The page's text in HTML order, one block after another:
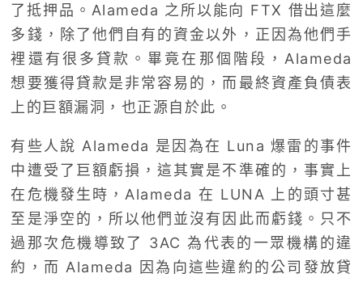
了抵押品。Alameda 之所以能向 FTX 借出這麼
多錢，除了他們自有的資金以外，正因為他們手
裡還有很多貸款。畢竟在那個階段，Alameda
想要獲得貸款是非常容易的，而最終資產負債表
上的巨額漏洞，也正源自於此。
有些人說 Alameda 是因為在 Luna 爆雷的事件
中遭受了巨額虧損，這其實是不準確的，事實上
在危機發生時，Alameda 在 LUNA 上的頭寸甚
至是淨空的，所以他們並沒有因此而虧錢。只不
過那次危機導致了 3AC 為代表的一眾機構的違
約，而 Alameda 因為向這些違約的公司發放貸